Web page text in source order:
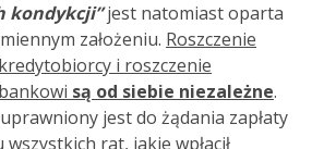
kondykcji”jest natomiast oparta
założeniu. Roszczenie
i roszczenie
są od siebie niezależne.
jest do żądania zapłaty
rat, jakie wpłacił